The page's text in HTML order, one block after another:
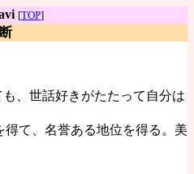
[TOP]
、世話好きがたたって自分は
て、名誉ある地位を得る。美